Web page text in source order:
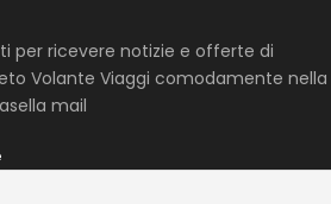
per ricevere notizie e offerte di
Volante Viaggi comodamente nella
mail